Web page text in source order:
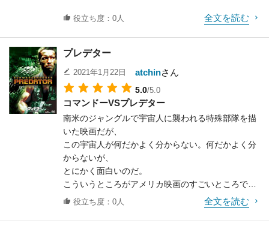
ブルブル震えると、
こちらまで震えがくるほどの恐怖を感じてしまう。
怖いと言う感情に釣られてしまうのだ。
ちなみに、この感情の釣りだけで一本撮りあげてし
まったホラー映画がある。
そう、「ブレア・ウィッチ・プロジェクト」だ。
そう考えれば、ホラー映画というのは、劇中で恐怖
に襲われる
役者の重要性というものがよく分かるというもの
だ。
このように、シェリー・デュバルの顔も含めると、
映画版で有名な恐怖シーンというのは原作とは全く
関係のない部分だ。
おそらく監督のスタンリー・キューブリックは、原
いがために、
冒頭にわざと大きな事件を持って来たのではない
か。そう考えた方が
アーミッシュの女性を演じたのはケリー・マクギリ
ス。
この後「トップ・ガン」の教官役で一躍有名となる
のだが、
この映画ではもう少しふくよかで柔らかい印象の彼
女が観られる。
それがとても自然な美しさを感じさせるのだ。
特に夜、体を洗う彼女を刑事役のハリソン・フォー
上半身裸の彼女は神々しささえ感じさせるのだ
が……ここである事に気付く。
スタンリー・キューブリックと、一見双方へ敬意を
払っているかのように
思えるものの、言い方を変えれば双方もしくは双方
作りをしているとも言え、もっと悪い言い方をすれ
ば嫁姑問題
（キングがキューブリックの映画を批判していたの
は有名な話）の間を取り持つ、
自己主張のできない気の弱い婿殿のような、
そんな独自性のない映画となってしまったようにも
思えました。
まあ逆に言えば、嫁と姑の間に果敢に割って入り、
持った（ようにも見える）ところは、
この映画一番の成果なのではないでしょうか。
役立ち度：0人 全文を読む
プレデター
2021年1月22日 atchinさん
5.0/5.0
コマンドーVSプレデター
南米のジャングルで宇宙人に襲われる特殊部隊を描
いた映画だが、
この宇宙人が何だかよく分からない。何だかよく分
からないが、
とにかく面白いのだ。
こういうところがアメリカ映画のすごいところで、
例えば「ブロブ」とか
「ザ・グリード」とか「トレマーズ」とか、設定に
何の論理もリアリティもない
役立ち度：0人 全文を読む